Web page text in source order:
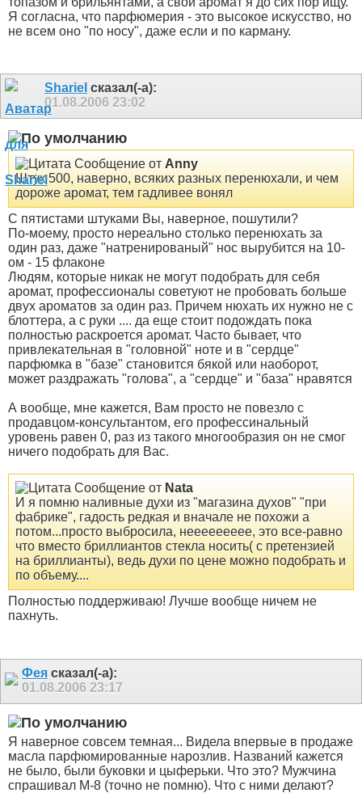
Я согласна, что парфюмерия - это высокое искусство, но
не всем оно "по носу", даже если и по карману.
Shariel сказал(-а):
01.08.2006 23:02
Сообщение от Anny
Штук 500, наверно, всяких разных перенюхали, и чем
дороже аромат, тем гадливее вонял
C пятистами штуками Вы, наверное, пошутили?
По-моему, просто нереально столько перенюхать за
один раз, даже "натренированый" нос вырубится на 10-
ом - 15 флаконе
Людям, которые никак не могут подобрать для себя
аромат, профессионалы советуют не пробовать больше
двух ароматов за один раз. Причем нюхать их нужно не с
блоттера, а с руки .... да еще стоит подождать пока
полностью раскроется аромат. Часто бывает, что
привлекательная в "головной" ноте и в "сердце"
парфюмка в "базе" становится бякой или наоборот,
может раздражать "голова", а "сердце" и "база" нравятся
А вообще, мне кажется, Вам просто не повезло с
продавцом-консультантом, его профессинальный
уровень равен 0, раз из такого многообразия он не смог
ничего подобрать для Вас.
Сообщение от Nata
И я помню наливные духи из "магазина духов" "при
фабрике", гадость редкая и вначале не похожи а
потом...просто выбросила, неееееееее, это все-равно
что вместо бриллиантов стекла носить( с претензией
на бриллианты), ведь духи по цене можно подобрать и
по объему....
Полностью поддерживаю! Лучше вообще ничем не
пахнуть.
Фея сказал(-а):
01.08.2006 23:17
Я наверное совсем темная... Видела впервые в продаже
масла парфюмированные нарозлив. Названий кажется
не было, были буковки и цыферьки. Что это? Мужчина
спрашивал М-8 (точно не помню). Что с ними делают?